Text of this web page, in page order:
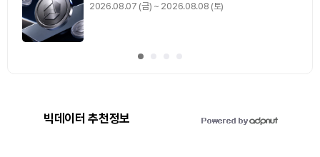
2026.08.07 (금) ~ 2026.08.08 (토)
빅데이터 추천정보